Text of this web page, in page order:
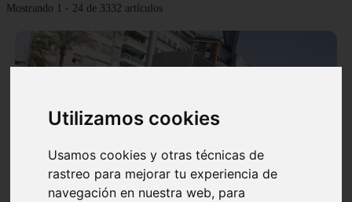
Utilizamos cookies
Usamos cookies y otras técnicas de
rastreo para mejorar tu experiencia de
navegación en nuestra web, para
Mostrando 1 - 24 de 3332 artículos
▷ Zona Azul Córdoba 《 Horarios y Tarifas 2024 》